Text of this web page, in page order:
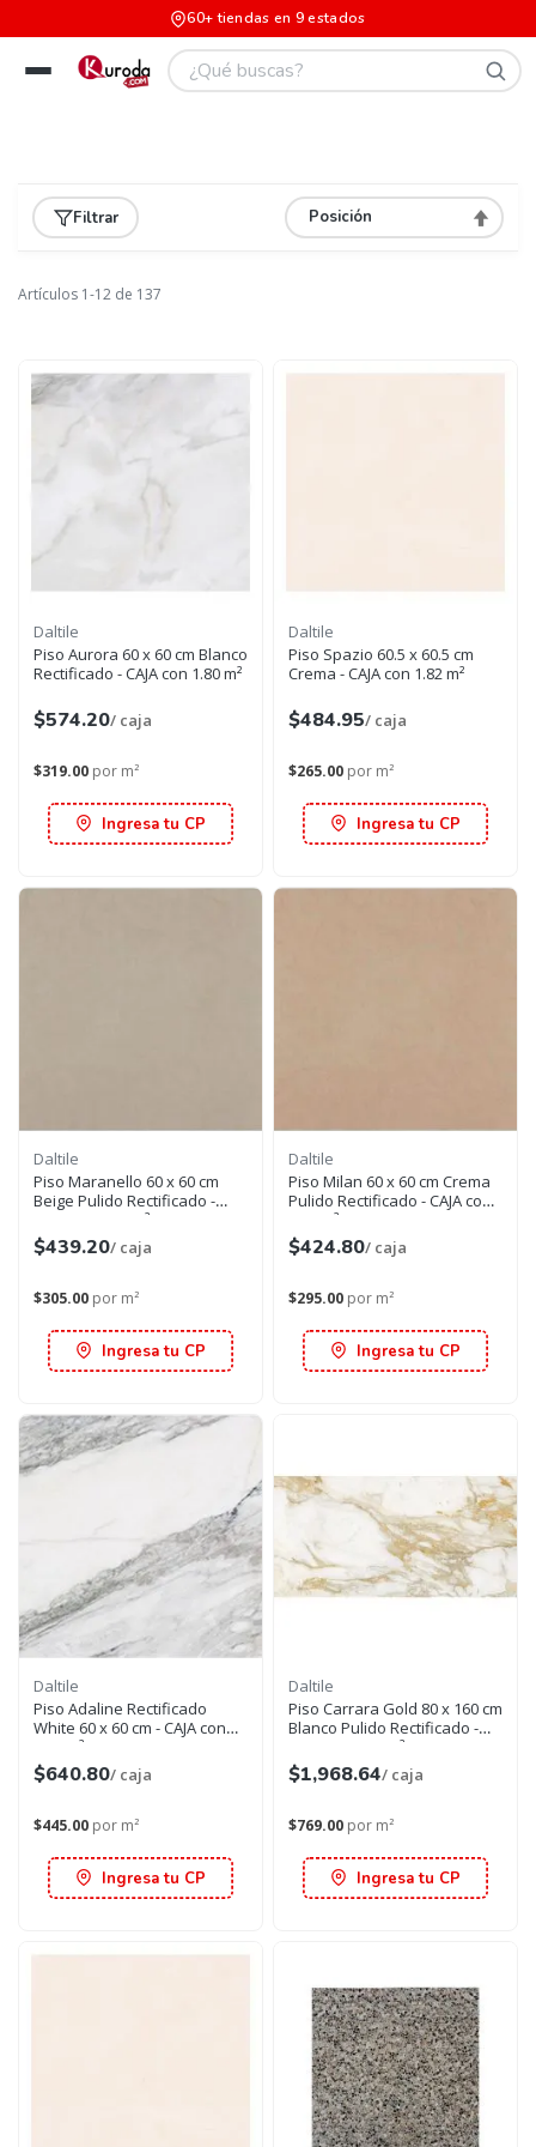
60+ tiendas en 9 estados
Filtrar Asignar
Artículos 1-12 de 137
Daltile
Piso Aurora 60 x 60 cm Blanco
Rectificado - CAJA con 1.80 m²
$574.20/ caja
$319.00 por m²
Ingresa tu CP
Daltile
Piso Spazio 60.5 x 60.5 cm
Crema - CAJA con 1.82 m²
$484.95/ caja
$265.00 por m²
Ingresa tu CP
Daltile
Piso Maranello 60 x 60 cm
Beige Pulido Rectificado -
CAJA con 1.44 m²
$439.20/ caja
$305.00 por m²
Ingresa tu CP
Daltile
Piso Milan 60 x 60 cm Crema
Pulido Rectificado - CAJA con
1.44 m²
$424.80/ caja
$295.00 por m²
Ingresa tu CP
Daltile
Piso Adaline Rectificado
White 60 x 60 cm - CAJA con
1.44 m²
$640.80/ caja
$445.00 por m²
Ingresa tu CP
Daltile
Piso Carrara Gold 80 x 160 cm
Blanco Pulido Rectificado -
CAJA con 2.56 m²
$1,968.64/ caja
$769.00 por m²
Ingresa tu CP